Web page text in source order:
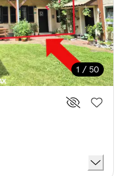
1 / 50